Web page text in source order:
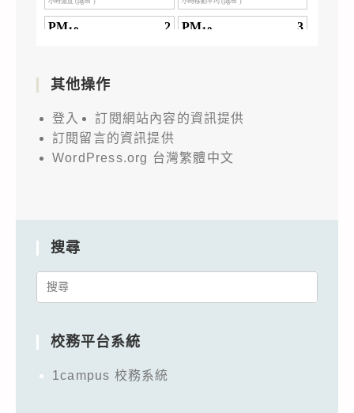
其他操作
登入
訂閱網站內容的資訊提供
訂閱留言的資訊提供
WordPress.org 台灣繁體中文
搜尋
Search
校務平台系統
1campus 校務系統